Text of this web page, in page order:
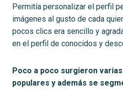
Permitía personalizar el perfil
imágenes al gusto de cada
pocos clics era sencillo y
en el perfil de conocidos y
Poco a poco surgieron varias
populares y además se